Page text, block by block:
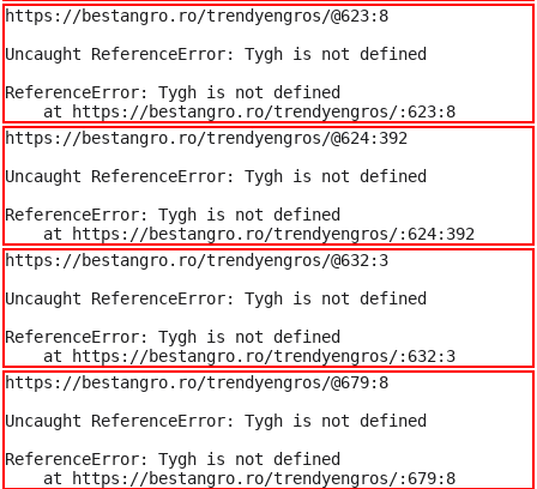
https://bestangro.ro/trendyengros/@623:8
Uncaught ReferenceError: Tygh is not defined
ReferenceError: Tygh is not defined
    at https://bestangro.ro/trendyengros/:623:8
https://bestangro.ro/trendyengros/@624:392
Uncaught ReferenceError: Tygh is not defined
ReferenceError: Tygh is not defined
    at https://bestangro.ro/trendyengros/:624:392
https://bestangro.ro/trendyengros/@632:3
Uncaught ReferenceError: Tygh is not defined
ReferenceError: Tygh is not defined
    at https://bestangro.ro/trendyengros/:632:3
https://bestangro.ro/trendyengros/@679:8
Uncaught ReferenceError: Tygh is not defined
ReferenceError: Tygh is not defined
    at https://bestangro.ro/trendyengros/:679:8